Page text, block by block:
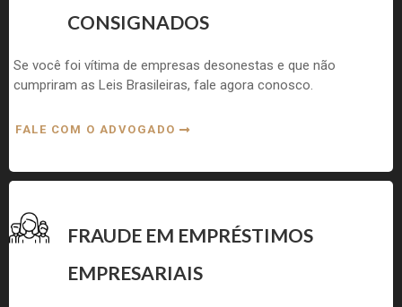
CONSIGNADOS
Se você foi vítima de empresas desonestas e que não
cumpriram as Leis Brasileiras, fale agora conosco.
FALE COM O ADVOGADO
FRAUDE EM EMPRÉSTIMOS
EMPRESARIAIS